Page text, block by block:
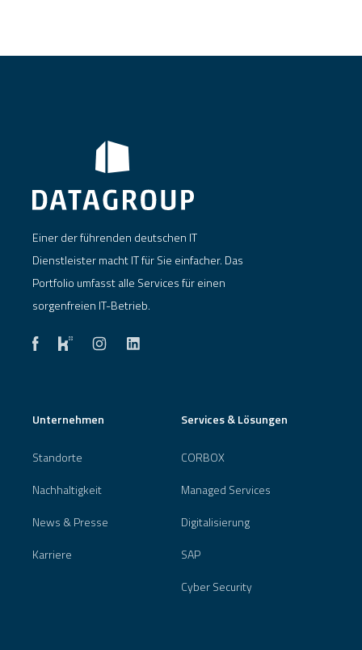
Einer der führenden deutschen IT
Dienstleister macht IT für Sie einfacher. Das
Portfolio umfasst alle Services für einen
sorgenfreien IT-Betrieb.
Unternehmen
Standorte
Nachhaltigkeit
News & Presse
Karriere
Services & Lösungen
CORBOX
Managed Services
Digitalisierung
SAP
Cyber Security